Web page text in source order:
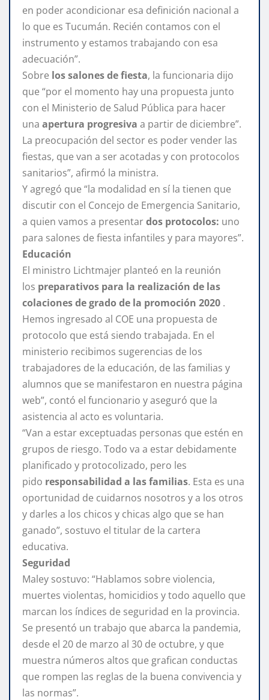
en poder acondicionar esa definición nacional a
lo que es Tucumán. Recién contamos con el
instrumento y estamos trabajando con esa
adecuación”.
Sobre los salones de fiesta, la funcionaria dijo
que “por el momento hay una propuesta junto
con el Ministerio de Salud Pública para hacer
una apertura progresiva a partir de diciembre”.
La preocupación del sector es poder vender las
fiestas, que van a ser acotadas y con protocolos
sanitarios”, afirmó la ministra.
Y agregó que “la modalidad en sí la tienen que
discutir con el Concejo de Emergencia Sanitario,
a quien vamos a presentardos protocolos: uno
para salones de fiesta infantiles y para mayores”.
Educación
El ministro Lichtmajer planteó en la reunión
los preparativos para la realización de las
colaciones de grado de la promoción 2020 .
Hemos ingresado al COE una propuesta de
protocolo que está siendo trabajada. En el
ministerio recibimos sugerencias de los
trabajadores de la educación, de las familias y
alumnos que se manifestaron en nuestra página
web”, contó el funcionario y aseguró que la
asistencia al acto es voluntaria.
“Van a estar exceptuadas personas que estén en
grupos de riesgo. Todo va a estar debidamente
planificado y protocolizado, pero les
pido responsabilidad a las familias. Esta es una
oportunidad de cuidarnos nosotros y a los otros
y darles a los chicos y chicas algo que se han
ganado”, sostuvo el titular de la cartera
educativa.
Seguridad
Maley sostuvo: “Hablamos sobre violencia,
muertes violentas, homicidios y todo aquello que
marcan los índices de seguridad en la provincia.
Se presentó un trabajo que abarca la pandemia,
desde el 20 de marzo al 30 de octubre, y que
muestra números altos que grafican conductas
que rompen las reglas de la buena convivencia y
las normas”.